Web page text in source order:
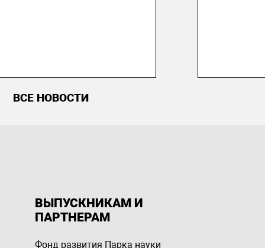
ВСЕ НОВОСТИ
ВЫПУСКНИКАМ И
ПАРТНЕРАМ
Фонд развития Парка науки